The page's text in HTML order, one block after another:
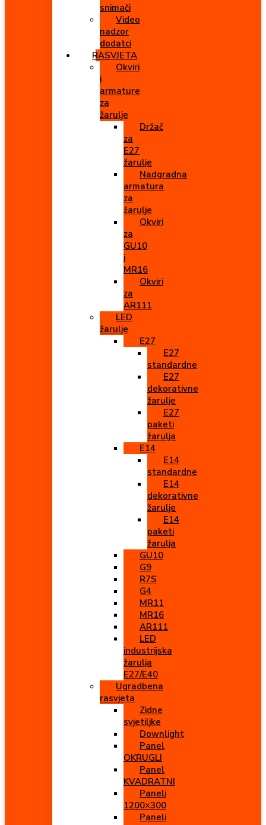
snimači
Video
nadzor
dodatci
RASVJETA
Okviri
i
armature
za
žarulje
Držač
za
E27
žarulje
Nadgradna
armatura
za
žarulje
Okviri
za
GU10
i
MR16
Okviri
za
AR111
LED
žarulje
E27
E27
standardne
E27
dekorativne
žarulje
E27
paketi
žarulja
E14
E14
standardne
E14
dekorativne
žarulje
E14
paketi
žarulja
GU10
G9
R7S
G4
MR11
MR16
AR111
LED
industrijska
žarulja
E27/E40
Ugradbena
rasvjeta
Zidne
svjetiljke
Downlight
Panel
OKRUGLI
Panel
KVADRATNI
Paneli
1200×300
Paneli